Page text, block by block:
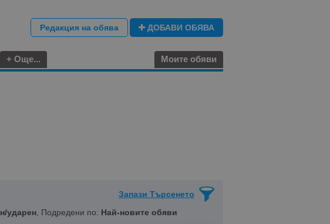
Редакция на обява ДОБАВИ ОБЯВА
+ Още... Моите обяви
Запази Търсенето
ударен, Подредени по: Най-новите обяви